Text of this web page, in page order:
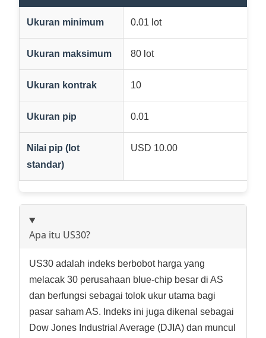
Ukuran minimum 0.01 lot
Ukuran maksimum 80 lot
Ukuran kontrak 10
Ukuran pip 0.01
Nilai pip (lot
standar)
USD 10.00
Apa itu US30?
US30 adalah indeks berbobot harga yang
melacak 30 perusahaan blue-chip besar di AS
dan berfungsi sebagai tolok ukur utama bagi
pasar saham AS. Indeks ini juga dikenal sebagai
Dow Jones Industrial Average (DJIA) dan muncul